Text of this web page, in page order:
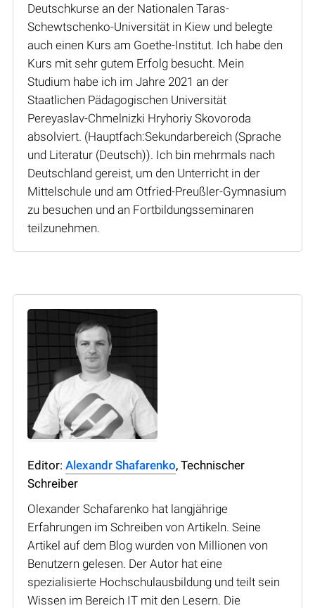
Deutschkurse an der Nationalen Taras-
Schewtschenko-Universität in Kiew und belegte
auch einen Kurs am Goethe-Institut. Ich habe den
Kurs mit sehr gutem Erfolg besucht. Mein
Studium habe ich im Jahre 2021 an der
Staatlichen Pädagogischen Universität
Pereyaslav-Chmelnizki Hryhoriy Skovoroda
absolviert. (Hauptfach:Sekundarbereich (Sprache
und Literatur (Deutsch)). Ich bin mehrmals nach
Deutschland gereist, um den Unterricht in der
Mittelschule und am Otfried-Preußler-Gymnasium
zu besuchen und an Fortbildungsseminaren
teilzunehmen.
Editor: Alexandr Shafarenko, Technischer
Schreiber
Olexander Schafarenko hat langjährige
Erfahrungen im Schreiben von Artikeln. Seine
Artikel auf dem Blog wurden von Millionen von
Benutzern gelesen. Der Autor hat eine
spezialisierte Hochschulausbildung und teilt sein
Wissen im Bereich IT mit den Lesern. Die